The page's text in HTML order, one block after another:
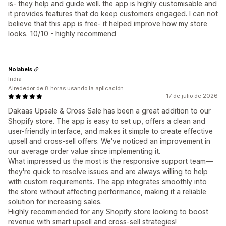
is- they help and guide well. the app is highly customisable and
it provides features that do keep customers engaged. I can not
believe that this app is free- it helped improve how my store
looks. 10/10 - highly recommend
17 de julio de 2026
Dakaas Upsale & Cross Sale has been a great addition to our
Shopify store. The app is easy to set up, offers a clean and
user-friendly interface, and makes it simple to create effective
upsell and cross-sell offers. We've noticed an improvement in
our average order value since implementing it.
What impressed us the most is the responsive support team—
they're quick to resolve issues and are always willing to help
with custom requirements. The app integrates smoothly into
the store without affecting performance, making it a reliable
solution for increasing sales.
Highly recommended for any Shopify store looking to boost
revenue with smart upsell and cross-sell strategies!
Nolabels
India
Alrededor de 8 horas usando la aplicación